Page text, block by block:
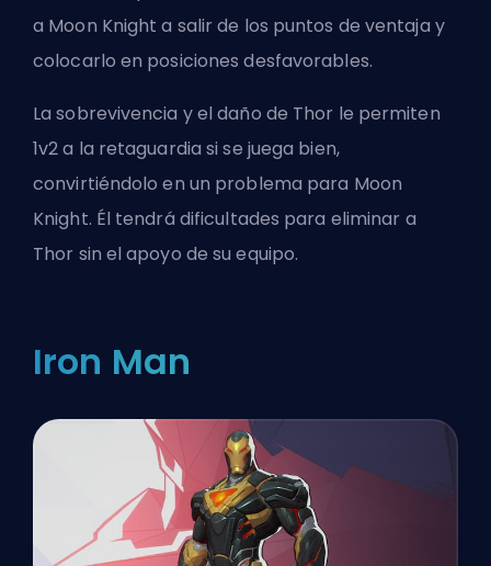
a Moon Knight a salir de los puntos de ventaja y
colocarlo en posiciones desfavorables.
La sobrevivencia y el daño de Thor le permiten
1v2 a la retaguardia si se juega bien,
convirtiéndolo en un problema para Moon
Knight. Él tendrá dificultades para eliminar a
Thor sin el apoyo de su equipo.
Iron Man